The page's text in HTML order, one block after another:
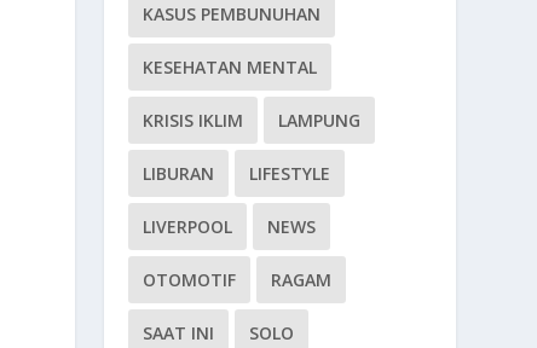
KASUS PEMBUNUHAN
KESEHATAN MENTAL
KRISIS IKLIM LAMPUNG
LIBURAN LIFESTYLE
LIVERPOOL NEWS
OTOMOTIF RAGAM
SAAT INI SOLO